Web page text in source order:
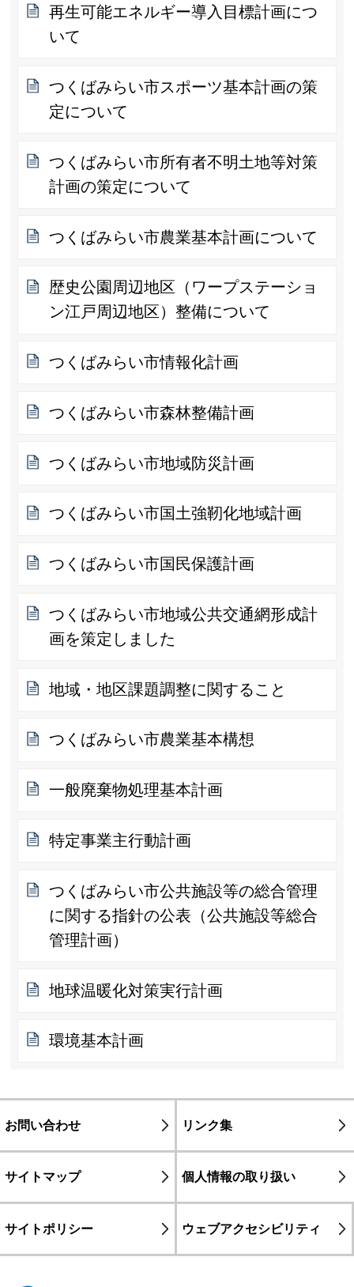
再生可能エネルギー導入目標計画につ
いて
つくばみらい市スポーツ基本計画の策
定について
つくばみらい市所有者不明土地等対策
計画の策定について
つくばみらい市農業基本計画について
歴史公園周辺地区（ワープステーショ
ン江戸周辺地区）整備について
つくばみらい市情報化計画
つくばみらい市森林整備計画
つくばみらい市地域防災計画
つくばみらい市国土強靭化地域計画
つくばみらい市国民保護計画
つくばみらい市地域公共交通網形成計
画を策定しました
地域・地区課題調整に関すること
つくばみらい市農業基本構想
一般廃棄物処理基本計画
特定事業主行動計画
つくばみらい市公共施設等の総合管理
に関する指針の公表（公共施設等総合
管理計画）
地球温暖化対策実行計画
環境基本計画
お問い合わせ リンク集
サイトマップ 個人情報の取り扱い
サイトポリシー ウェブアクセシビリティ